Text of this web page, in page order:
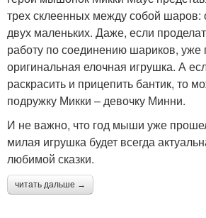
трех склеенных между собой шаров:
двух маленьких. Даже, если
работу по соединению шариков, уже
оригинальная елочная игрушка. А
раскрасить и прицепить бантик, то
подружку Микки – девочку Минни.
И не важно, что год мыши уже
милая игрушка будет всегда
любимой сказки.
читать дальше →